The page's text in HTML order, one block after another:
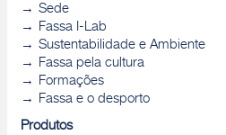
Sede
Fassa I-Lab
Sustentabilidade e Ambiente
Fassa pela cultura
Formações
Fassa e o desporto
Produtos